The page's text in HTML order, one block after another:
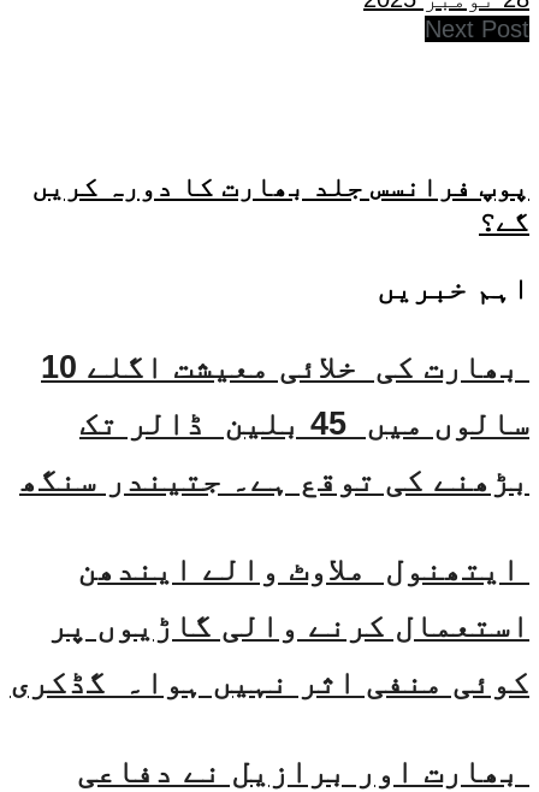
Next Post
پوپ فرانسس جلد بھارت کا دورہ کریں
گے؟
اہم خبریں
بھارت کی خلائی معیشت اگلے 10
سالوں میں 45 بلین ڈالر تک
بڑھنے کی توقع ہے۔ جتیندر سنگھ
ایتھنول ملاوٹ والے ایندھن
استعمال کرنے والی گاڑیوں پر
کوئی منفی اثر نہیں ہوا۔ گڈکری
بھارت اور برازیل نے دفاعی